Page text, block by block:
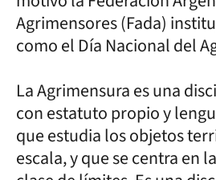
Agrimensores (Fada)
como el Día Nacional del
La Agrimensura es una
con estatuto propio y
que estudia los objetos
escala, y que se centra en